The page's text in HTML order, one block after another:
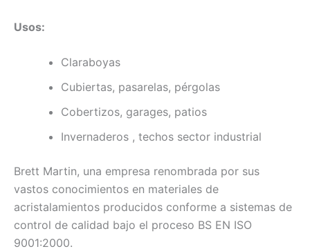
Usos:
Claraboyas
Cubiertas, pasarelas, pérgolas
Cobertizos, garages, patios
Invernaderos , techos sector industrial
Brett Martin, una empresa renombrada por sus
vastos conocimientos en materiales de
acristalamientos producidos conforme a sistemas de
control de calidad bajo el proceso BS EN ISO
9001:2000.